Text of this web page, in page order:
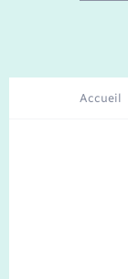
Accueil